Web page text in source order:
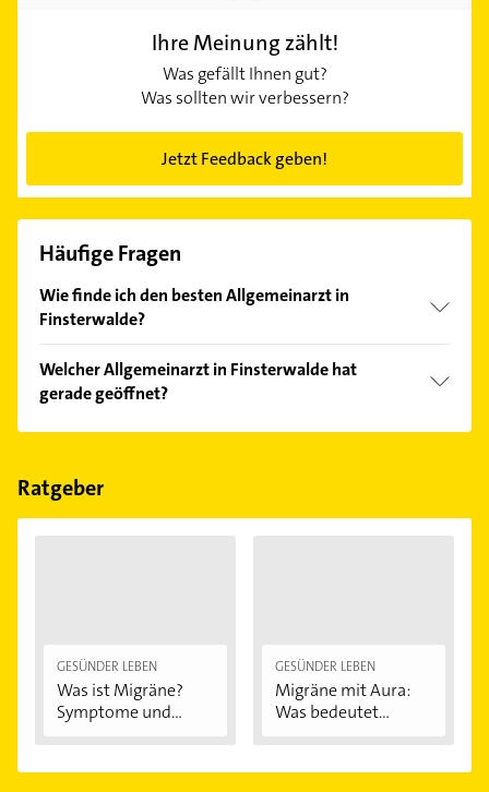
Ihre Meinung zählt!
Was gefällt Ihnen gut?
Was sollten wir verbessern?
Jetzt Feedback geben!
Häufige Fragen
Wie finde ich den besten Allgemeinarzt in
Finsterwalde?
Kundenmeinungen und profitieren Sie von den
Empfehlungen. Die Suchergebnisse können Sie sich
einfach nachBewertungensortiert anzeigen lassen.
Welcher Allgemeinarzt in Finsterwalde hat
gerade geöffnet?
Im Anbieter-Bereich finden Sie alleÖffnungszeiten.
Feiertagen abweichen können.
Ratgeber
GESÜNDER LEBEN
Was ist Migräne?
Symptome und...
GESÜNDER LEBEN
Migräne mit Aura:
Was bedeutet...